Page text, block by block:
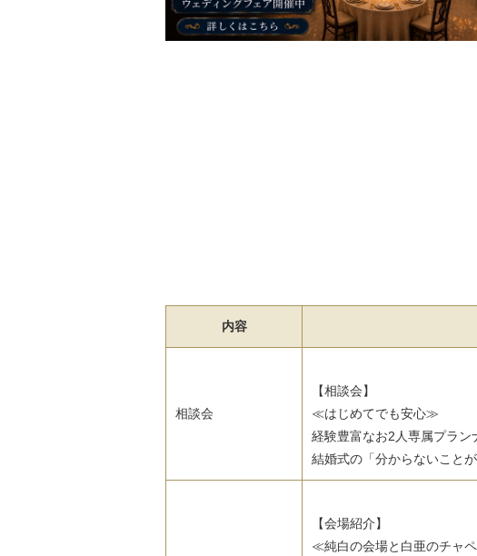
内容
相談会
【相談会】
≪はじめてでも安心≫
経験豊富なお2人専属プラ
結婚式の「分からないこと
【会場紹介】
≪純白の会場と白亜のチャ